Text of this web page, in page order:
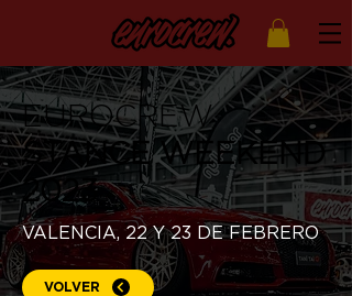
EUROCREW
STANCE WEEKEND
2023
VALENCIA, 22 Y 23 DE FEBRERO
VOLVER